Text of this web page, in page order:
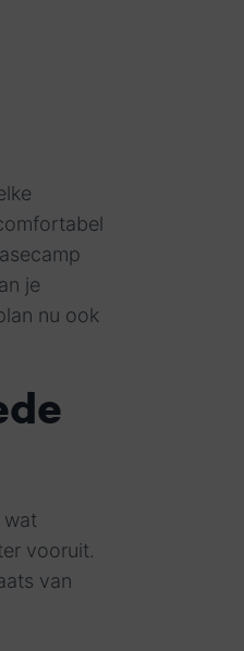
je
nu ook
wat
vooruit.
van